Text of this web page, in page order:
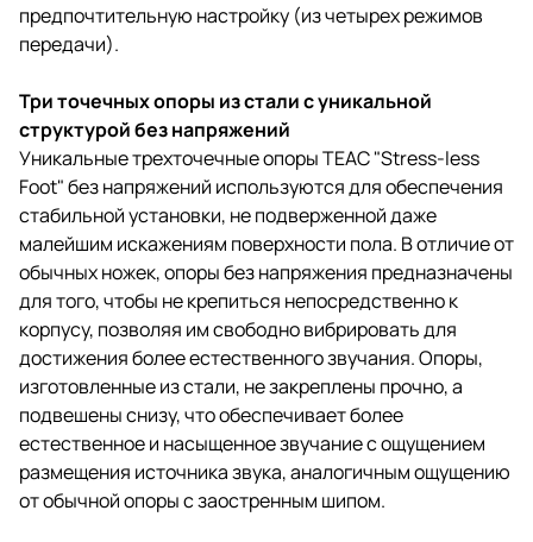
предпочтительную настройку (из четырех режимов
передачи).
Три точечных опоры из стали с уникальной
структурой без напряжений
Уникальные трехточечные опоры TEAC "Stress-less
Foot" без напряжений используются для обеспечения
стабильной установки, не подверженной даже
малейшим искажениям поверхности пола. В отличие от
обычных ножек, опоры без напряжения предназначены
для того, чтобы не крепиться непосредственно к
корпусу, позволяя им свободно вибрировать для
достижения более естественного звучания. Опоры,
изготовленные из стали, не закреплены прочно, а
подвешены снизу, что обеспечивает более
естественное и насыщенное звучание с ощущением
размещения источника звука, аналогичным ощущению
от обычной опоры с заостренным шипом.